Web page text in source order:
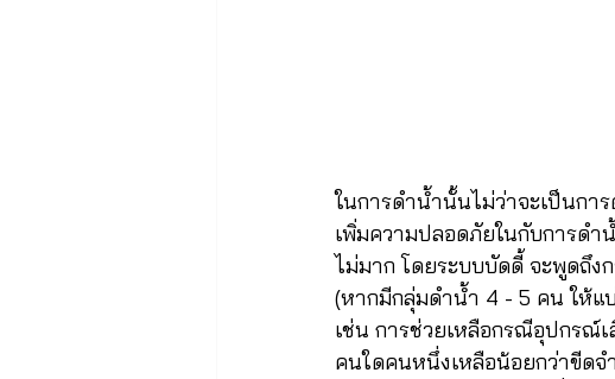
ในการดำน้ำนั้นไม่ว่าจะเป็นกา
เพิ่มความปลอดภัยในกับการด
ไม่มาก โดยระบบบัดดี้ จะพูดถึ
(หากมีกลุ่มดำน้ำ 4 - 5 คน ให้แ
เช่น การช่วยเหลือกรณีอุปกรณ์
คนใดคนหนึ่งเหลือน้อยกว่าขีดจ